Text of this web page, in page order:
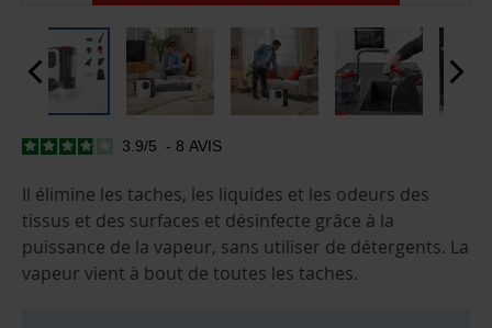
PASSER
DÉBUT
DE
LA
GALERIE
D’IMAGES
3.9/5 - 8 AVIS
Il élimine les taches, les liquides et les odeurs des
tissus et des surfaces et désinfecte grâce à la
puissance de la vapeur, sans utiliser de détergents. La
vapeur vient à bout de toutes les taches.